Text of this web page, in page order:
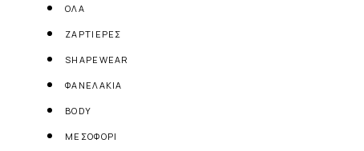
ΟΛΑ
ΖΑΡΤΙΕΡΕΣ
SHAPEWEAR
ΦΑΝΕΛΑΚΙΑ
BODY
ΜΕΣΟΦΟΡΙ